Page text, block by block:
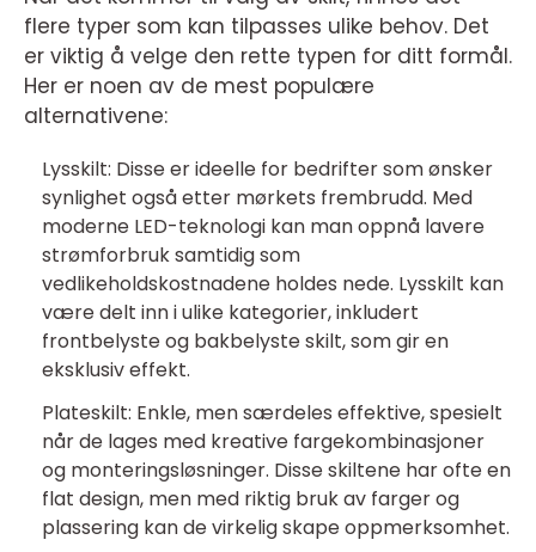
flere typer som kan tilpasses ulike behov. Det
er viktig å velge den rette typen for ditt formål.
Her er noen av de mest populære
alternativene:
Lysskilt: Disse er ideelle for bedrifter som ønsker
synlighet også etter mørkets frembrudd. Med
moderne LED-teknologi kan man oppnå lavere
strømforbruk samtidig som
vedlikeholdskostnadene holdes nede. Lysskilt kan
være delt inn i ulike kategorier, inkludert
frontbelyste og bakbelyste skilt, som gir en
eksklusiv effekt.
Plateskilt: Enkle, men særdeles effektive, spesielt
når de lages med kreative fargekombinasjoner
og monteringsløsninger. Disse skiltene har ofte en
flat design, men med riktig bruk av farger og
plassering kan de virkelig skape oppmerksomhet.